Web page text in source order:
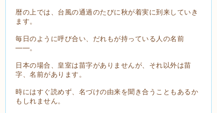
暦の上では、台風の通過のたびに秋が着実に到来していき
ます。
毎日のように呼び合い、だれもが持っている人の名前
――。
日本の場合、皇室は苗字がありませんが、それ以外は苗
字、名前があります。
時にはすぐ読めず、名づけの由来を聞き合うこともあるか
もしれません。